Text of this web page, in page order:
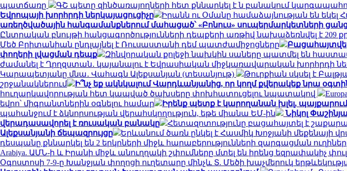
պատճառը
ԳՇ պետը զինծառայողների հետ քննարկել է ն բանակում
Եվրոպայի խորհրդի ներկայացուցիչը
Իրանն ու Օմանը համաձայնության են եկել
առեղծվածային հանգամանքներում մահացած՝ «Բոնուս» սուպերմարկետների
Ընտրական բնույթի հանցագործությունների դեպքերի առթիվ նախաձեռնվել է 209
Մեծ Բրիտանիան ընդլայնել է Ռուսաստանի դեմ պատժամիջոցները
փողերի լվացման դեպք
Զինվորական քոլեջի նախկին սաները պատմել են
ժամանել է Ղրղզստան․ կայանալու է Եվրասիական միջկառավարական խորհրդի
Կարապետյանը մնա․ Վահագն Ալեքսանյան (տեսանյութ)
Թուրքիան սկսել է
շրջանակներում
Ի՞նչ եք ակնկալում Վարդևանյանից, որ կողմ քվերակեք նրա
հուղարկավորության հետ կապված ծախսերը փոխհատուցելու նպատակով
եվրո՝ միգրանտներին օգնելու համար
Իրենք պետք է կարողանան խլել,
պահանջում է ձկնորսության վերահսկողություն, եթե միանա ԵՄ-ին
Նիկոլ
վերադասավորել է ռուսական բանակը
Հետազոտությունը բացահայտել է
Ալեքսանյանի ճեպազրույցը
Երևանում ծառն ընկել է Հասմիկ Խոջյանի
դեսպանը քննարկել են 2 երկրների միջև հարաբերությունների զարգացման
Arabiya. ԱՄՆ-ի և Իրանի միջև անուղղակի շփումները մտել են իրենց եզրափակիչ փուլ
Օգոստոսի 7-9-ը Խանջյան փողոցի ուղետարը մինչև Տ. Մեծի խաչմերուկ